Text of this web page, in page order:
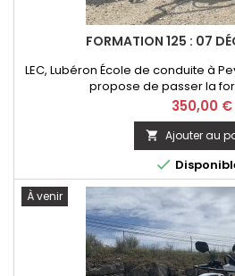
FORMATION 125 : 07
LEC, Lubéron École de conduite à
propose de passer la
Prix
350,00 €
 Ajouter au

À venir